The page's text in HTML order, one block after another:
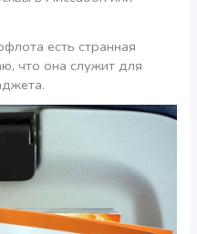
есть странная
что она служит для